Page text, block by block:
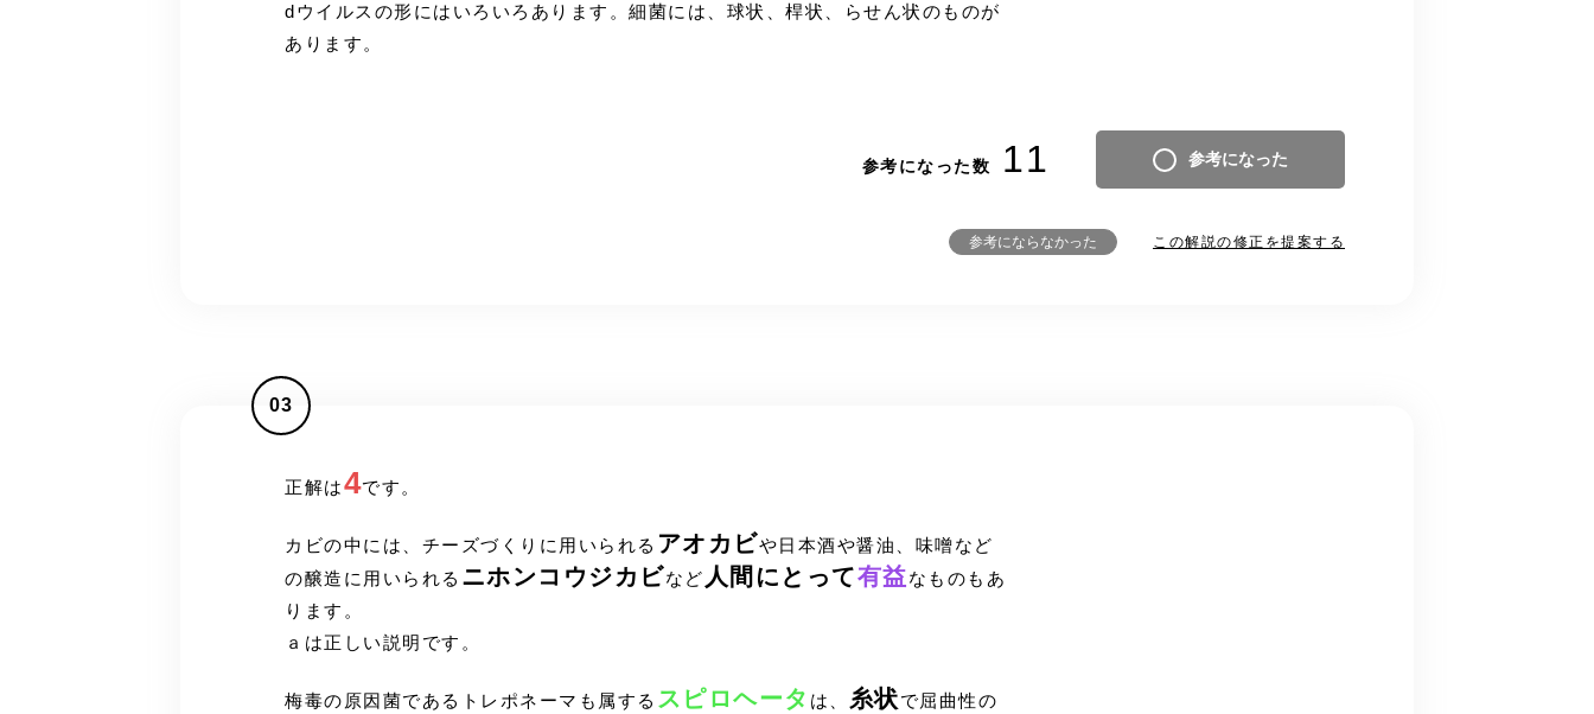
dウイルスの形にはいろいろあります。細菌には、球状、桿状、らせん状のものが
あります。
参考になった数 11 参考になった
参考にならなかった この解説の修正を提案する
03
正解は4です。
カビの中には、チーズづくりに用いられる アオカビや日本酒や醤油、味噌など
の醸造に用いられる ニホンコウジカビなど 人間にとって有益なものもあ
ります。
ａは正しい説明です。
梅毒の原因菌であるトレポネーマも属する スピロヘータ は、 糸状で屈曲性の